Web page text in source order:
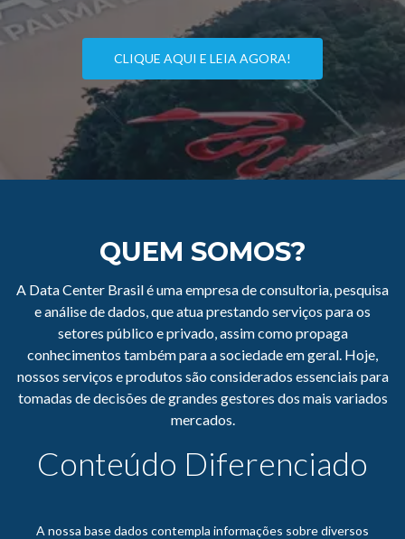
CLIQUE AQUI E LEIA AGORA!
QUEM SOMOS?
A Data Center Brasil é uma empresa de consultoria, pesquisa
e análise de dados, que atua prestando serviços para os
setores público e privado, assim como propaga
conhecimentos também para a sociedade em geral. Hoje,
nossos serviços e produtos são considerados essenciais para
tomadas de decisões de grandes gestores dos mais variados
mercados.
Conteúdo Diferenciado
A nossa base dados contempla informações sobre diversos